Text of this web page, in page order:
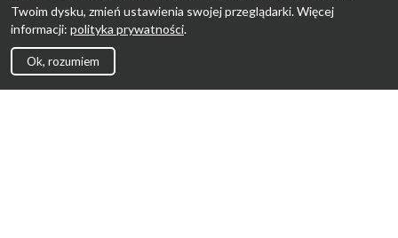
Twoim dysku, zmień ustawienia swojej przeglądarki. Więcej
informacji: polityka prywatności.
Ok, rozumiem